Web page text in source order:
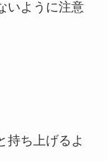
いように注意
持ち上げるよ